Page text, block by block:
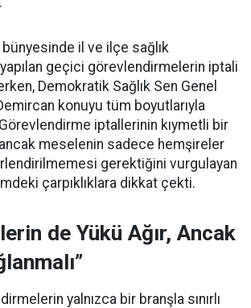
bünyesinde il ve ilçe sağlık
geçici görevlendirmelerin iptali
Demokratik Sağlık Sen Genel
konuyu tüm boyutlarıyla
Görevlendirme iptallerinin kıymetli bir
meselenin sadece hemşireler
gerektiğini vurgulayan
çarpıklıklara dikkat çekti.
de Yükü Ağır, Ancak
yalnızca bir branşla sınırlı